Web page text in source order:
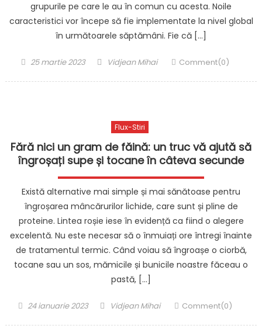
grupurile pe care le au în comun cu acesta. Noile
caracteristici vor începe să fie implementate la nivel global
în următoarele săptămâni. Fie că […]
Posted
25 martie 2023 Author
Vidjean Mihai Comment(0)
Flux-Stiri
Fără nici un gram de făină: un truc vă ajută să
îngroșați supe și tocane în câteva secunde
Există alternative mai simple și mai sănătoase pentru
îngroșarea mâncărurilor lichide, care sunt și pline de
proteine. Lintea roșie iese în evidență ca fiind o alegere
excelentă. Nu este necesar să o înmuiați ore întregi înainte
de tratamentul termic. Când voiau să îngroașe o ciorbă,
tocane sau un sos, mămicile și bunicile noastre făceau o
pastă, […]
Posted
24 ianuarie 2023 Author
Vidjean Mihai Comment(0)